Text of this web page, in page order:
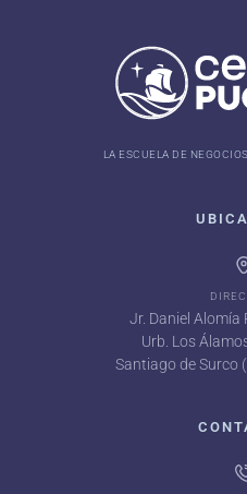
LA ESCUELA DE
Jr. Daniel Alomía
Urb. Los
Santiago de Surco